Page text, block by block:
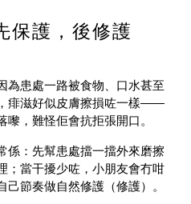
保護，後修護
為患處一路被食物、口水甚至
痱滋好似皮膚擦損咗一樣——
，難怪佢會抗拒張開口。
係：先幫患處擋一擋外來磨擦
；當干擾少咗，小朋友會冇咁
節奏做自然修護（修護）。